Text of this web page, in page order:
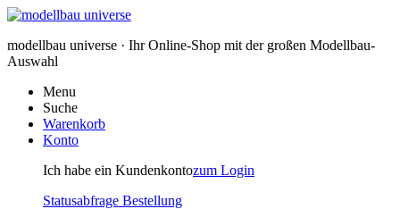
modellbau universe · Ihr Online-Shop mit der großen Modellbau-
Auswahl
Menu
Suche
Warenkorb
Konto
Ich habe ein Kundenkontozum Login
Statusabfrage Bestellung